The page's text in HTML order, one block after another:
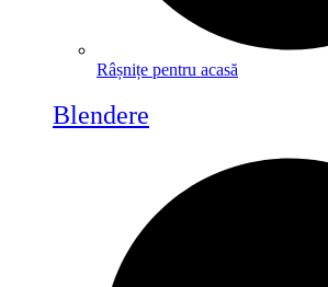
Râșnițe pentru acasă
Blendere